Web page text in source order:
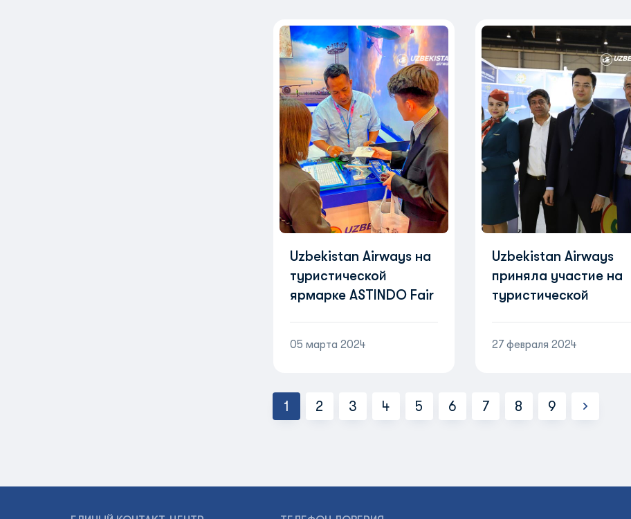
Uzbekistan Airways на
туристической
ярмарке ASTINDO Fair
05 марта 2024
Uzbekistan Airways
приняла участие на
туристической
27 февраля 2024
1 2 3 4 5 6 7 8 9